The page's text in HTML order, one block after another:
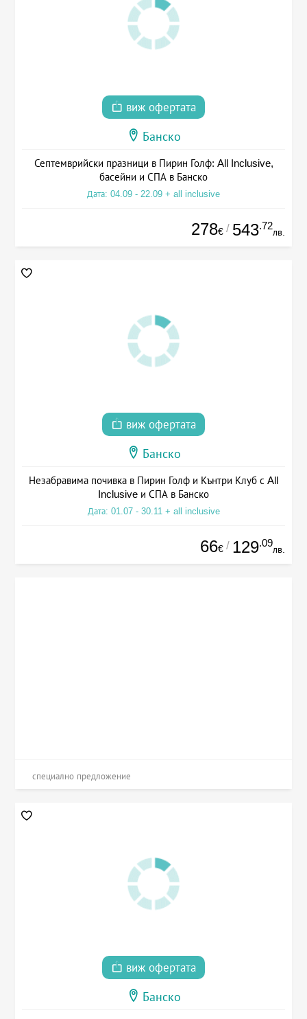
виж офертата
Банско
Септемврийски празници в Пирин Голф: All Inclusive,
басейни и СПА в Банско
Дата: 04.09 - 22.09 + all inclusive
278€ / 543.72
лв.
виж офертата
Банско
Незабравима почивка в Пирин Голф и Кънтри Клуб с All
Inclusive и СПА в Банско
Дата: 01.07 - 30.11 + all inclusive
66€ / 129.09
лв.
специално предложение
виж офертата
Банско